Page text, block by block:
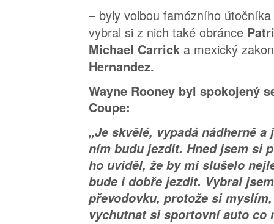
– byly volbou famózního útočníka
vybral si z nich také obránce
Michael Carrick a mexický
Hernandez.
Wayne Rooney byl spokojený
Coupe:
„Je skvělé, vypadá nádherně a
ním budu jezdit. Hned jsem si
ho uviděl, že by mi slušelo
bude i dobře jezdit. Vybral
převodovku, protože si
vychutnat si sportovní auto co